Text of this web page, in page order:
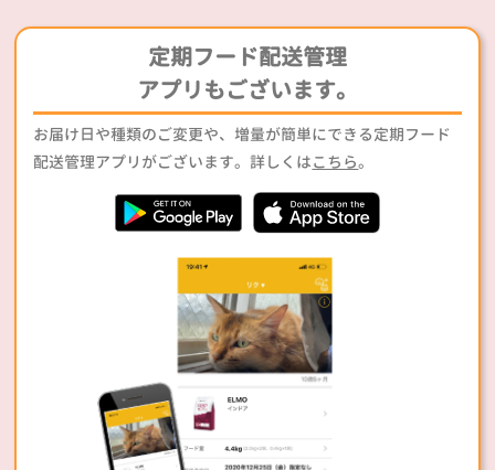
定期フード配送管理
アプリもございます。
お届け日や種類のご変更や、増量が簡単にできる定期フード
配送管理アプリがございます。詳しくはこちら。